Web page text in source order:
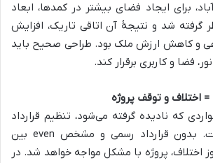
برای ایجاد فضای بیشتر در کمدها، ابعاد
گرفته شد و نتیجۀ آن اتاقی تاریک، افزایش
و کاهش ارزش ملک بود. طراحی صحیح باید
فضا و کاربری برقرار کند.
که نادیده گرفته می‌شود، تنظیم قرارداد
دقیق با تیم اجراست. بدون قرارداد رسمی و مشخص even بین
اختلاف، پروژه با مشکل مواجه خواهد شد. در